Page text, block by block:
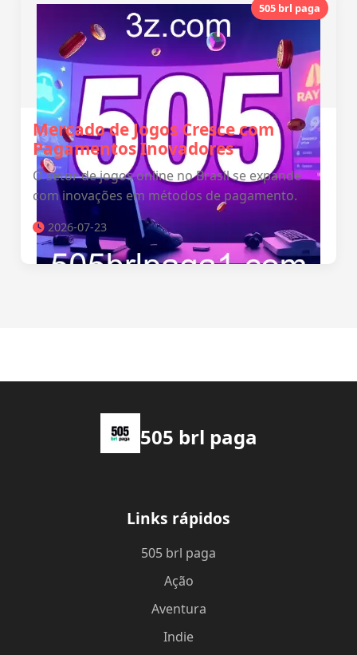
505 brl paga
Mercado de Jogos Cresce com
Pagamentos Inovadores
O setor de jogos online no Brasil se expande
com inovações em métodos de pagamento.
2026-07-23
505 brl paga
Links rápidos
505 brl paga
Ação
Aventura
Indie